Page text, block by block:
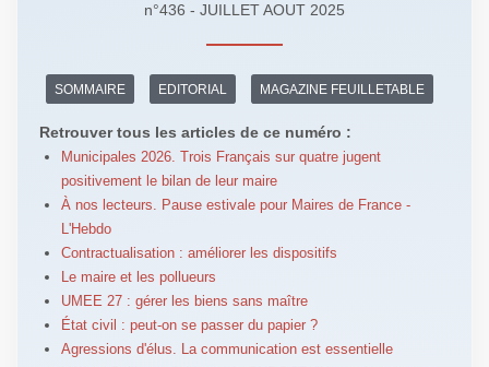
n°436 - JUILLET AOUT 2025
SOMMAIRE EDITORIAL MAGAZINE FEUILLETABLE
Retrouver tous les articles de ce numéro :
Municipales 2026. Trois Français sur quatre jugent
positivement le bilan de leur maire
À nos lecteurs. Pause estivale pour Maires de France -
L'Hebdo
Contractualisation : améliorer les dispositifs
Le maire et les pollueurs
UMEE 27 : gérer les biens sans maître
État civil : peut-on se passer du papier ?
Agressions d'élus. La communication est essentielle